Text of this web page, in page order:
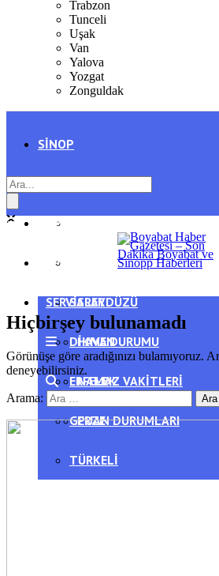
Trabzon
Tunceli
Uşak
Van
Yalova
Yozgat
Zonguldak
SINOP
AYANCIK
SARAYDÜZÜ
DIKMEN
ERFELEK
GERZE
TÜRKELI
GENEL
SPOR
SERVISLER
HAVA DURUMU
NAMAZ VAKITLERI
PUAN DURUMLARI
Hiçbirşey bulunamadı
Görünüşe göre aradığınızı bulamıyoruz.
deneyebilirsiniz.
Arama: